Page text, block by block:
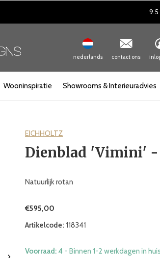
Wooninspiratie Showrooms & Interieuradvies
nederlands contact ons
9.5
EICHHOLTZ
Dienblad 'Vimini'
Natuurlijk rotan
€595,00
Artikelcode: 118341
Voorraad: 4 - Binnen 1-2 werkdagen in huis